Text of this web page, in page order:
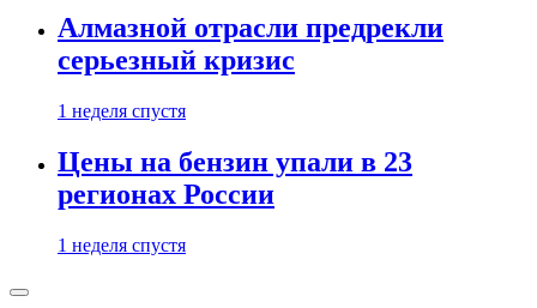
Алмазной отрасли предрекли
серьезный кризис
1 неделя спустя
Цены на бензин упали в 23
регионах России
1 неделя спустя